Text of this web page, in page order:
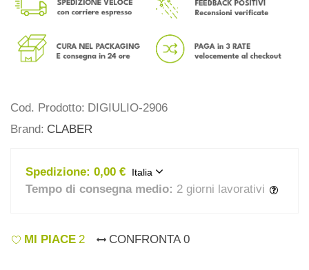
Cod. Prodotto: DIGIULIO-2906
Brand: CLABER
Spedizione: 0,00 € Italia
Tempo di consegna medio: 2 giorni lavorativi
MI PIACE 2 CONFRONTA 0